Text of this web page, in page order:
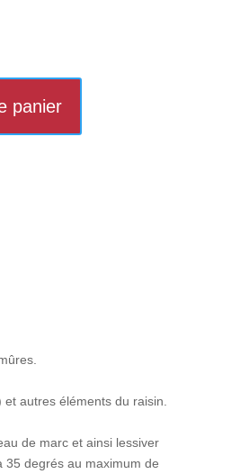
panier
autres éléments du raisin.
de marc et ainsi lessiver
35 degrés au maximum de